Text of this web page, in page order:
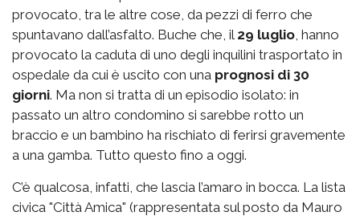
provocato, tra le altre cose, da pezzi di ferro che
spuntavano dall’asfalto. Buche che, il 29 luglio , hanno
provocato la caduta di uno degli inquilini trasportato in
ospedale da cui è uscito con una prognosi di 30
giorni. Ma non si tratta di un episodio isolato: in
passato un altro condomino si sarebbe rotto un
braccio e un bambino ha rischiato di ferirsi gravemente
a una gamba. Tutto questo fino a oggi.
C’è qualcosa, infatti, che lascia l’amaro in bocca. La lista
civica "Città Amica" (rappresentata sul posto da Mauro